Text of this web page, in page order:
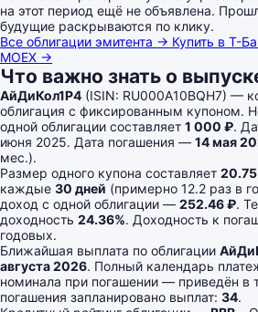
на этот период ещё не объявлена.
будущие раскрываются по клику.
Все облигации эмитента → Купить в Т-
MOEX →
Что важно знать о
АйДиКол1P4 (ISIN: RU000A10BQH7) —
облигация с фиксированным купоном.
одной облигации составляет 1 000 ₽.
июня 2025. Дата погашения — 14 мая
мес.).
Размер одного купона составляет
каждые 30 дней (примерно 12.2 раз в
доход с одной облигации — 252.46 ₽.
доходность 24.36%. Доходность к
годовых.
Ближайшая выплата по облигации
августа 2026. Полный календарь
номинала при погашении — приведён в
погашения запланировано выплат: 34.